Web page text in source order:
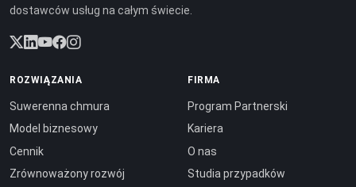
dostawców usług na całym świecie.
ROZWIĄZANIA
Suwerenna chmura
Model biznesowy
Cennik
Zrównoważony rozwój
FIRMA
Program Partnerski
Kariera
O nas
Studia przypadków